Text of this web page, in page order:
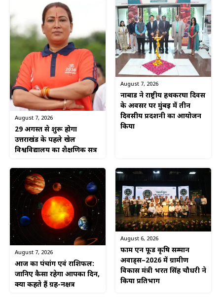
August 7, 2026
29 अगस्त से शुरू होगा
उत्तराखंड के पहले खेल
विश्वविद्यालय का शैक्षणिक सत्र
August 7, 2026
नाबार्ड ने राष्ट्रीय हथकरघा दिवस
के अवसर पर मुंबई में तीन
दिवसीय प्रदर्शनी का आयोजन
किया
August 7, 2026
आज का पंचांग एवं राशिफल:
जानिए कैसा रहेगा आपका दिन,
क्या कहते हैं ग्रह-नक्षत्र
August 6, 2026
फार्म एन फूड कृषि सम्मान
अवार्ड्स–2026 में ग्रामीण
विकास मंत्री भरत सिंह चौधरी ने
किया प्रतिभाग